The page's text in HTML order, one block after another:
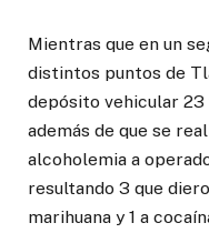
Mientras que en un
distintos puntos de
depósito vehicular 23
además de que se
alcoholemia a
resultando 3 que
marihuana y 1 a